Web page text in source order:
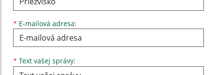
* E-mailová adresa:
* Text vašej správy: